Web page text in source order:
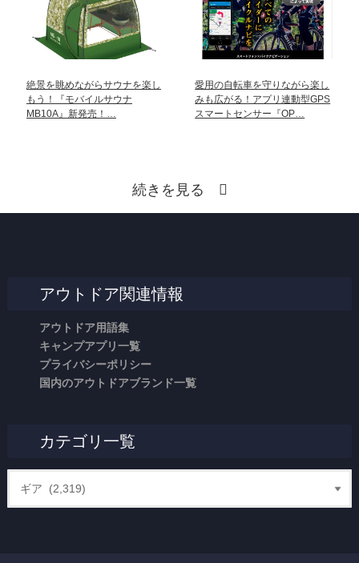
絶景を眺めながらサウナを楽し
もう！『モバイルサウナ
MB10A』新発売！…
愛用の自転車を守りながら楽し
みも広がる！アプリ連動型GPS
スマートセンサー『OP…
続きを見る
アウトドア関連情報
アウトドア用語集
キャンプアプリ一覧
プライバシーポリシー
国内のアウトドアブランド一覧
カテゴリ一覧